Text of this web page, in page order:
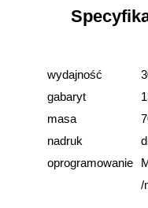
wydajność
gabaryt
masa
nadruk
oprogramowanie
​/